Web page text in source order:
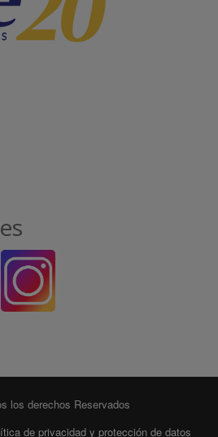
los derechos Reservados
de privacidad y protección de datos